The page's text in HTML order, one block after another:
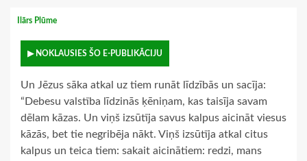
Ilārs Plūme
▶ NOKLAUSIES ŠO E-PUBLIKĀCIJU
Un Jēzus sāka atkal uz tiem runāt līdzībās un sacīja:
“Debesu valstība līdzinās ķēniņam, kas taisīja savam
dēlam kāzas. Un viņš izsūtīja savus kalpus aicināt viesus
kāzās, bet tie negribēja nākt. Viņš izsūtīja atkal citus
kalpus un teica tiem: sakait aicinātiem: redzi, mans